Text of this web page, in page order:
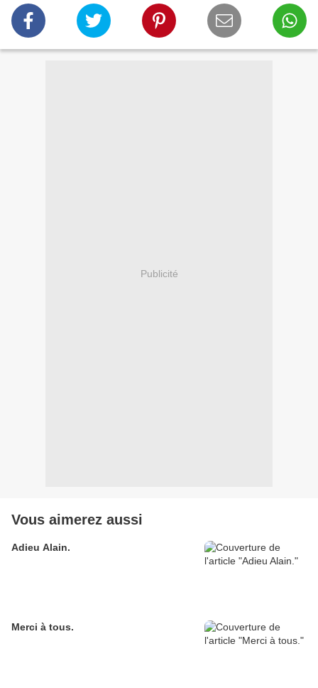
Publicité
Vous aimerez aussi
Adieu Alain.
Merci à tous.